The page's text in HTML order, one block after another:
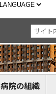
病院の組織